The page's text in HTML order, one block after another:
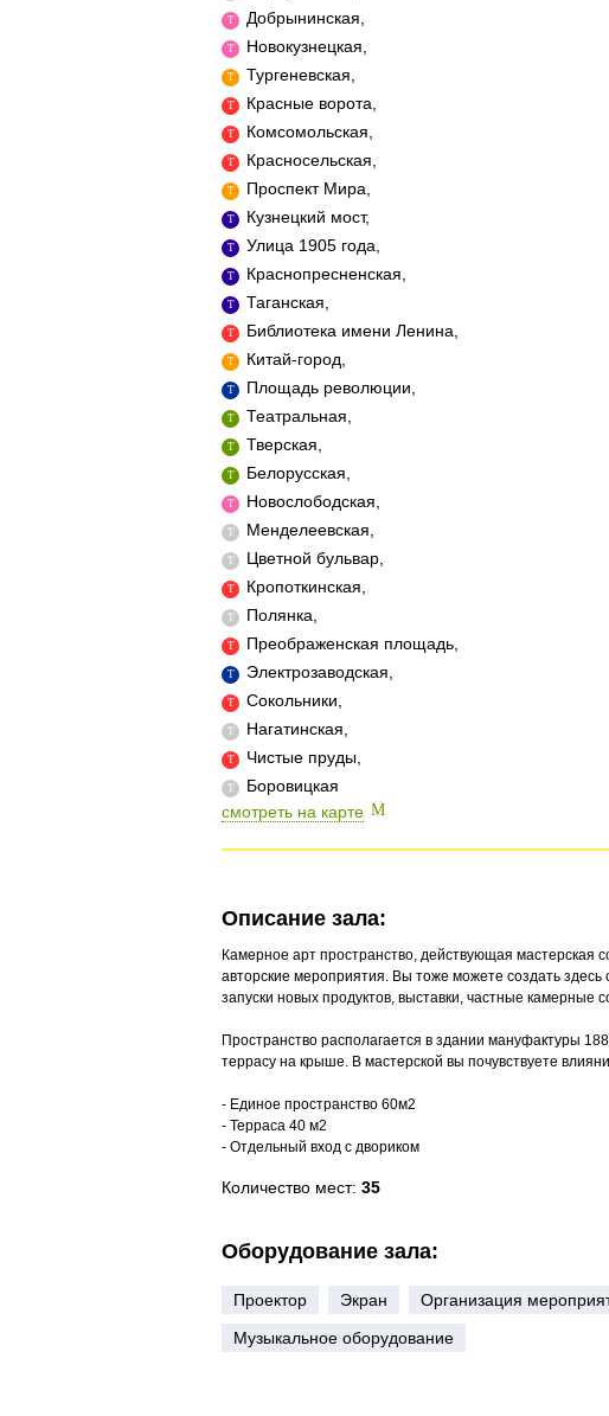
Добрынинская,
Новокузнецкая,
Тургеневская,
Красные ворота,
Комсомольская,
Красносельская,
Проспект Мира,
Кузнецкий мост,
Улица 1905 года,
Краснопресненская,
Таганская,
Библиотека имени Ленина,
Китай-город,
Площадь революции,
Театральная,
Тверская,
Белорусская,
Новослободская,
Менделеевская,
Цветной бульвар,
Кропоткинская,
Полянка,
Преображенская площадь,
Электрозаводская,
Сокольники,
Нагатинская,
Чистые пруды,
Боровицкая
смотреть на карте
Описание зала:
Камерное арт пространство, действующая мастерская
авторские мероприятия. Вы тоже можете создать
запуски новых продуктов, выставки, частные
Пространство располагается в здании мануфактуры
террасу на крыше. В мастерской вы почувствуете
- Единое пространство 60м2
- Терраса 40 м2
- Отдельный вход с двориком
Количество мест: 35
Оборудование зала:
Проектор Экран Организация
Музыкальное оборудование